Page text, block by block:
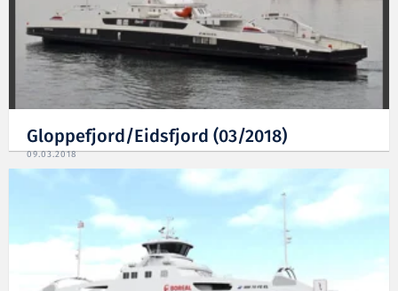
Gloppefjord/Eidsfjord (03/2018)
09.03.2018